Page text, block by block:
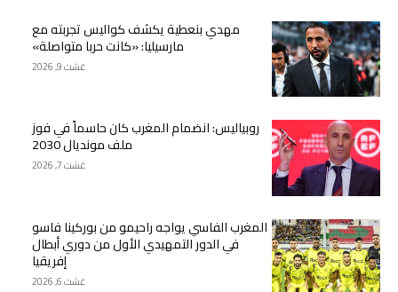
مهدي بنعطية يكشف كواليس تجربته مع
مارسيليا: «كانت حربا متواصلة»
غشت 9, 2026
روبياليس: انضمام المغرب كان حاسماً في فوز
ملف مونديال 2030
غشت 7, 2026
المغرب الفاسي يواجه راحيمو من بوركينا فاسو
في الدور التمهيدي الأول من دوري أبطال
إفريقيا
غشت 6, 2026